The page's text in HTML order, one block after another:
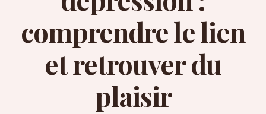
comprendre le lien
et retrouver du
plaisir